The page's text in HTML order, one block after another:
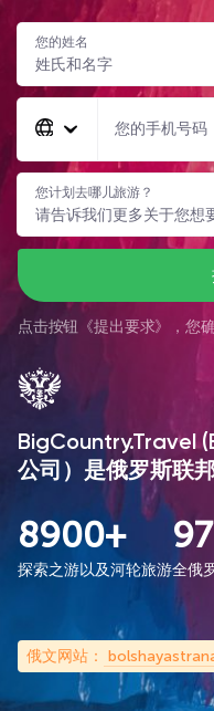
您的姓名
您的手机号码
您计划去哪儿旅游？
点击按钮《提出要求》，您
BigCountry.Travel
公司）是俄罗斯联
8900+
探索之游以及河轮旅游
97
全俄
俄文网站：